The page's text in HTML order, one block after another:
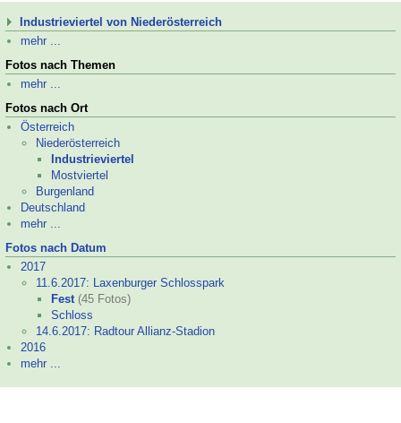
Industrieviertel von Niederösterreich
mehr ...
Fotos nach Themen
mehr ...
Fotos nach Ort
Österreich
Niederösterreich
Industrieviertel
Mostviertel
Burgenland
Deutschland
mehr ...
Fotos nach Datum
2017
11.6.2017: Laxenburger Schlosspark
Fest (45 Fotos)
Schloss
14.6.2017: Radtour Allianz-Stadion
2016
mehr ...